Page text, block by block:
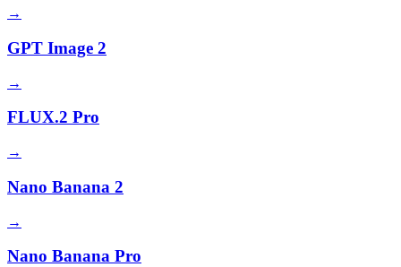
→
GPT Image 2
→
FLUX.2 Pro
→
Nano Banana 2
→
Nano Banana Pro